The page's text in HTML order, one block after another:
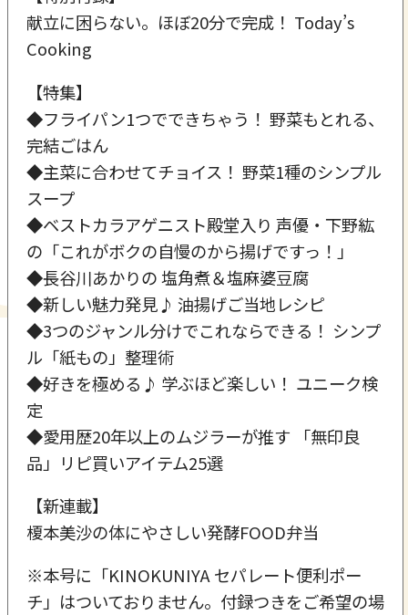
献立に困らない。ほぼ20分で完成！ Today’s
Cooking
【特集】
◆フライパン1つでできちゃう！ 野菜もとれる、
完結ごはん
◆主菜に合わせてチョイス！ 野菜1種のシンプル
スープ
◆ベストカラアゲニスト殿堂入り 声優・下野紘
の「これがボクの自慢のから揚げですっ！」
◆長谷川あかりの 塩角煮＆塩麻婆豆腐
◆新しい魅力発見♪ 油揚げご当地レシピ
◆3つのジャンル分けでこれならできる！ シンプ
ル「紙もの」整理術
◆好きを極める♪ 学ぶほど楽しい！ ユニーク検
定
◆愛用歴20年以上のムジラーが推す 「無印良
品」リピ買いアイテム25選
【新連載】
榎本美沙の体にやさしい発酵FOOD弁当
※本号に「KINOKUNIYA セパレート便利ポー
チ」はついておりません。付録つきをご希望の場